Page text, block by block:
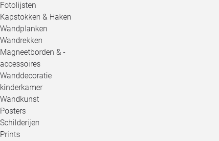
Fotolijsten
Kapstokken & Haken
Wandplanken
Wandrekken
Magneetborden & -
accessoires
Wanddecoratie
kinderkamer
Wandkunst
Posters
Schilderijen
Prints